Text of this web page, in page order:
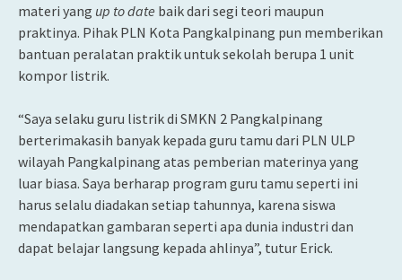
materi yang up to date baik dari segi teori maupun
praktinya. Pihak PLN Kota Pangkalpinang pun memberikan
bantuan peralatan praktik untuk sekolah berupa 1 unit
kompor listrik.
“Saya selaku guru listrik di SMKN 2 Pangkalpinang
berterimakasih banyak kepada guru tamu dari PLN ULP
wilayah Pangkalpinang atas pemberian materinya yang
luar biasa. Saya berharap program guru tamu seperti ini
harus selalu diadakan setiap tahunnya, karena siswa
mendapatkan gambaran seperti apa dunia industri dan
dapat belajar langsung kepada ahlinya”, tutur Erick.